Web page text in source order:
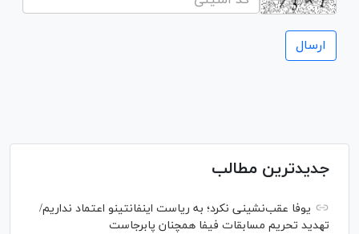
جدیدترین مطالب
یوفا عقب‌نشینی نکرد؛ به ریاست اینفانتینو اعتماد نداریم/
تهدید تحریم مسابقات فیفا همچنان پابرجاست